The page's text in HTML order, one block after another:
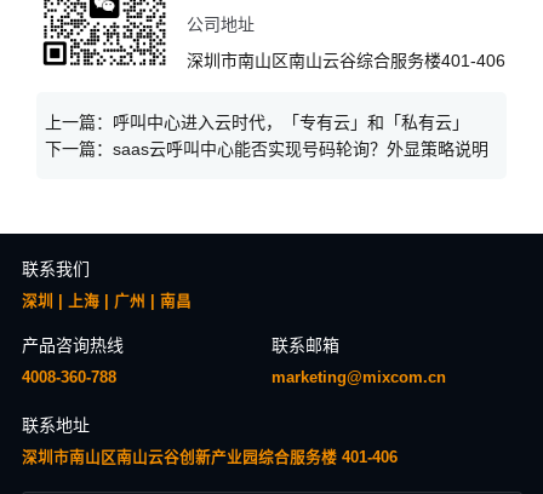
公司地址
深圳市南山区南山云谷综合服务楼401-406
上一篇： 呼叫中心进入云时代，「专有云」和「私有云」
下一篇： saas云呼叫中心能否实现号码轮询？外显策略说明
联系我们
深圳 | 上海 | 广州 | 南昌
产品咨询热线
4008-360-788
联系邮箱
marketing@mixcom.cn
联系地址
深圳市南山区南山云谷创新产业园综合服务楼 401-406